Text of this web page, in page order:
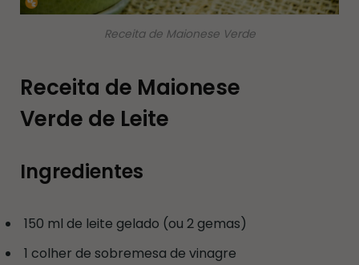
Receita de Maionese Verde
Receita de Maionese
Verde de Leite
Ingredientes
150 ml de leite gelado (ou 2 gemas)
1 colher de sobremesa de vinagre